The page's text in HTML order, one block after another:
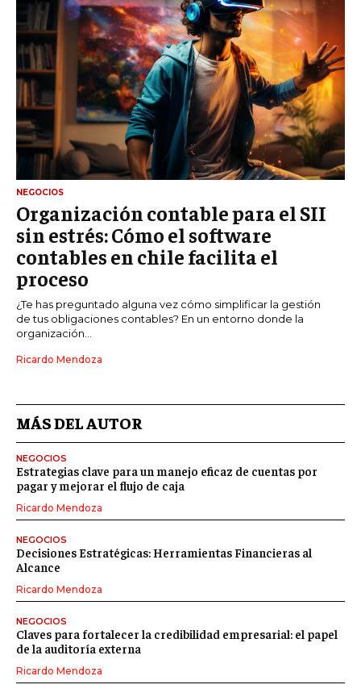
NEGOCIOS
Organización contable para el SII
sin estrés: Cómo el software
contables en chile facilita el
proceso
¿Te has preguntado alguna vez cómo simplificar la gestión
de tus obligaciones contables? En un entorno donde la
organización...
Ricardo Mendoza
MÁS DEL AUTOR
NEGOCIOS
Estrategias clave para un manejo eficaz de cuentas por
pagar y mejorar el flujo de caja
Ricardo Mendoza
NEGOCIOS
Decisiones Estratégicas: Herramientas Financieras al
Alcance
Ricardo Mendoza
NEGOCIOS
Claves para fortalecer la credibilidad empresarial: el papel
de la auditoría externa
Ricardo Mendoza